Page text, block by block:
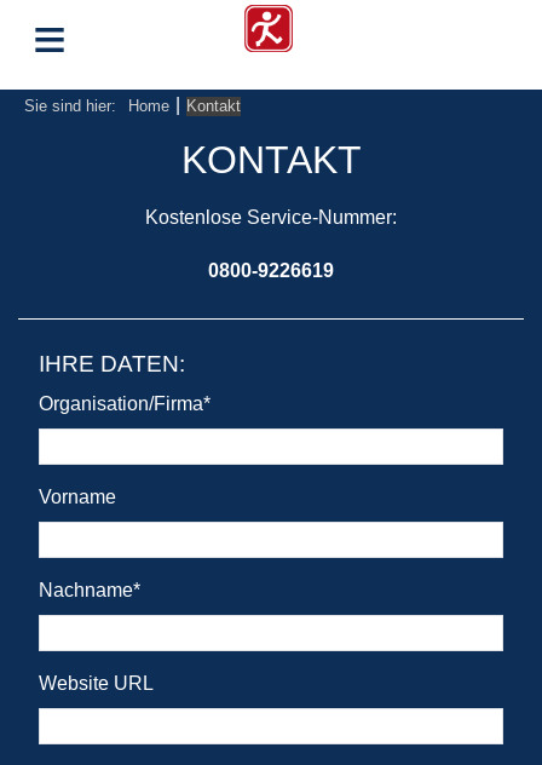
≡
Sie sind hier: Home Kontakt
KONTAKT
Kostenlose Service-Nummer:
0800-9226619
IHRE DATEN:
Organisation/Firma*
Vorname
Nachname*
Website URL